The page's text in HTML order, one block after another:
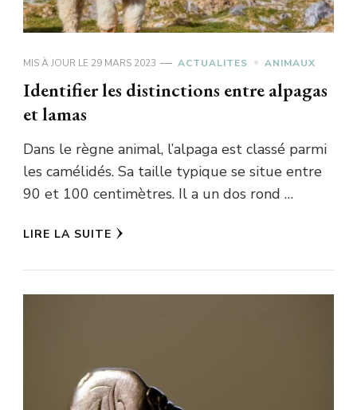
MIS À JOUR LE 29 MARS 2023 ACTUALITES ANIMAUX
Identifier les distinctions entre alpagas
et lamas
Dans le règne animal, l’alpaga est classé parmi
les camélidés. Sa taille typique se situe entre
90 et 100 centimètres. Il a un dos rond …
LIRE LA SUITE